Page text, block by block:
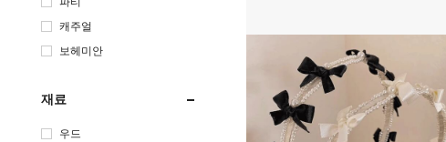
캐주얼
보헤미안
재료
우드